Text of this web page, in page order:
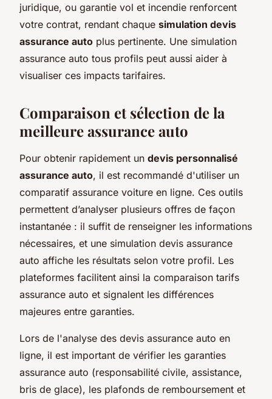
juridique, ou garantie vol et incendie renforcent
votre contrat, rendant chaque simulation devis
assurance auto plus pertinente. Une simulation
assurance auto tous profils peut aussi aider à
visualiser ces impacts tarifaires.
Comparaison et sélection de la
meilleure assurance auto
Pour obtenir rapidement un devis personnalisé
assurance auto, il est recommandé d'utiliser un
comparatif assurance voiture en ligne. Ces outils
permettent d’analyser plusieurs offres de façon
instantanée : il suffit de renseigner les informations
nécessaires, et une simulation devis assurance
auto affiche les résultats selon votre profil. Les
plateformes facilitent ainsi la comparaison tarifs
assurance auto et signalent les différences
majeures entre garanties.
Lors de l'analyse des devis assurance auto en
ligne, il est important de vérifier les garanties
assurance auto (responsabilité civile, assistance,
bris de glace), les plafonds de remboursement et